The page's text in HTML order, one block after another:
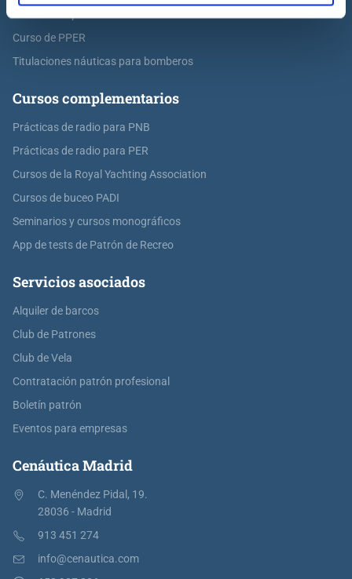
Curso de Capitán de Yate
Curso de PPER
Titulaciones náuticas para bomberos
Cursos complementarios
Prácticas de radio para PNB
Prácticas de radio para PER
Cursos de la Royal Yachting Association
Cursos de buceo PADI
Seminarios y cursos monográficos
App de tests de Patrón de Recreo
Servicios asociados
Alquiler de barcos
Club de Patrones
Club de Vela
Contratación patrón profesional
Boletín patrón
Eventos para empresas
Cenáutica Madrid
C. Menéndez Pidal, 19.
28036 - Madrid
913 451 274
info@cenautica.com